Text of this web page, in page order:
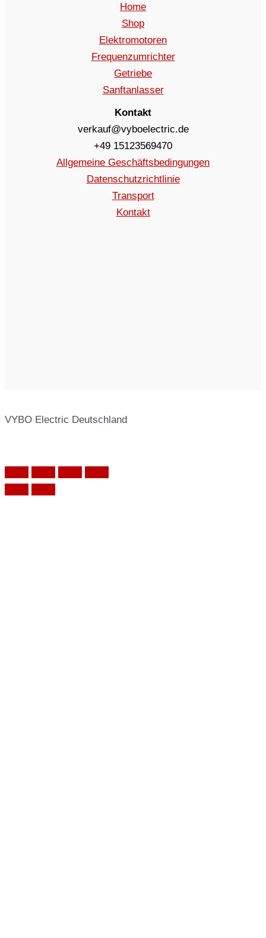
Home
Shop
Elektromotoren
Frequenzumrichter
Getriebe
Sanftanlasser
Kontakt
verkauf@vyboelectric.de
+49 15123569470
Allgemeine Geschäftsbedingungen
Datenschutzrichtlinie
Transport
Kontakt
VYBO Electric Deutschland